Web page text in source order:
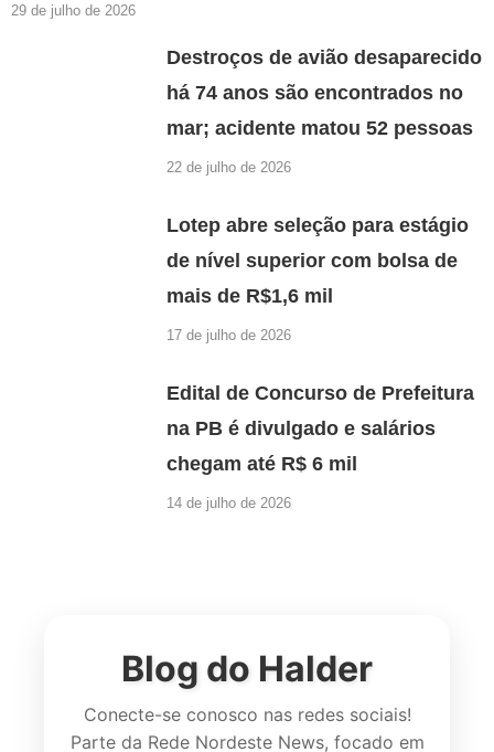
29 de julho de 2026
Destroços de avião desaparecido
há 74 anos são encontrados no
mar; acidente matou 52 pessoas
22 de julho de 2026
Lotep abre seleção para estágio
de nível superior com bolsa de
mais de R$1,6 mil
17 de julho de 2026
Edital de Concurso de Prefeitura
na PB é divulgado e salários
chegam até R$ 6 mil
14 de julho de 2026
Blog do Halder
Conecte-se conosco nas redes sociais!
Parte da Rede Nordeste News, focado em